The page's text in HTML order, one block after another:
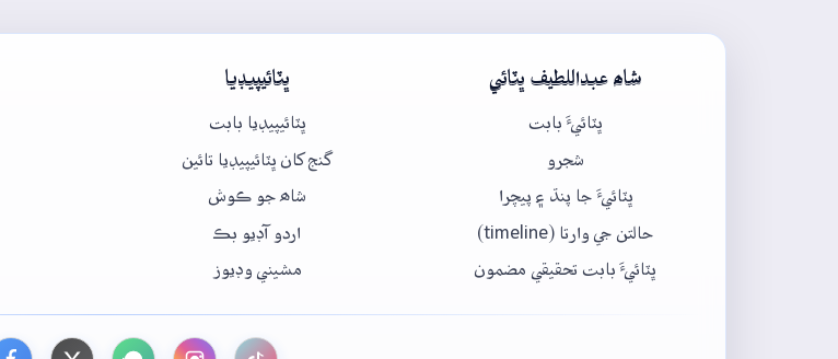
شاھ عبداللطيف ڀٽائي
ڀٽائيءَ بابت
شجرو
ڀٽائيءَ جا پنڌ ۽ پيچرا
حالتن جي وارتا (timeline)
ڀٽائيءَ بابت تحقيقي مضمون
ڀٽائيپيڊيا
ڀٽائيپيڊيا بابت
گنج کان ڀٽائيپيڊيا تائين
شاھ جو ڪوش
اردو آڊيو بڪ
مشيني وڊيوز